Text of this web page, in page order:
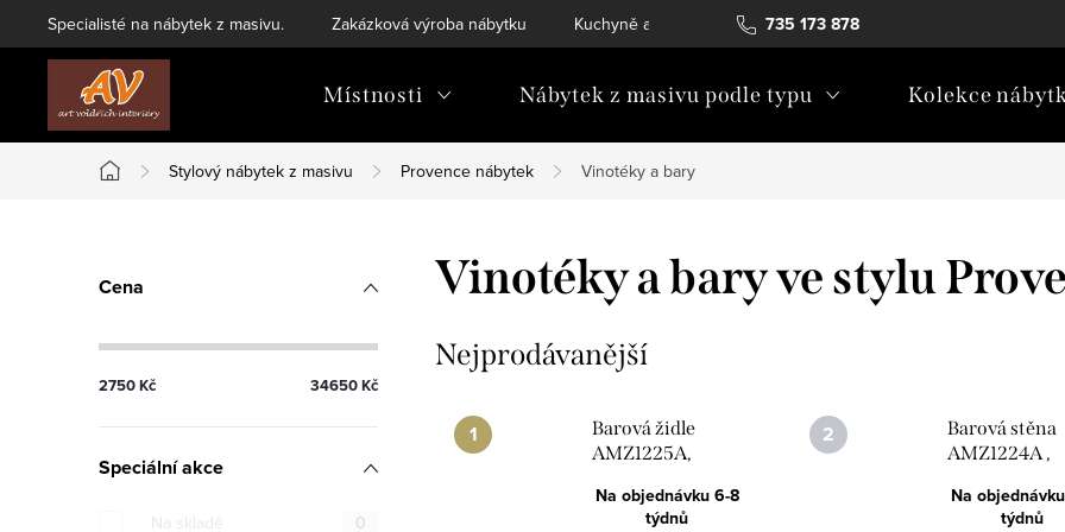
na
735 173 878
Specialisté na nábytek z masivu. Zakázková výroba nábytku Kuchyně a vestavný nábytek Katalogy ke stažení
Místnosti Nábytek z masivu podle typu Kolekce
Domů
Stylový nábytek z masivu Provence nábytek Vinotéky a bary
P
s
r
Cena
2750Kč 34650Kč
Speciální akce
Na skladě
0
Vinotéky a bary ve stylu
Nejprodávanější
Barová židle
AMZ1225A,
nábytek,
Na objednávku 6-8
týdnů
Barová stěna
AMZ1224A ,
nábytek,
Na
týdnů